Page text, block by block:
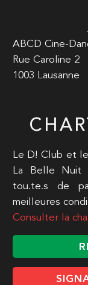
ABCD Cine-
Rue Caroline 2
1003 Lausanne
Le D! Club et
La Belle
tou.te.s de
meilleures
Consulter la